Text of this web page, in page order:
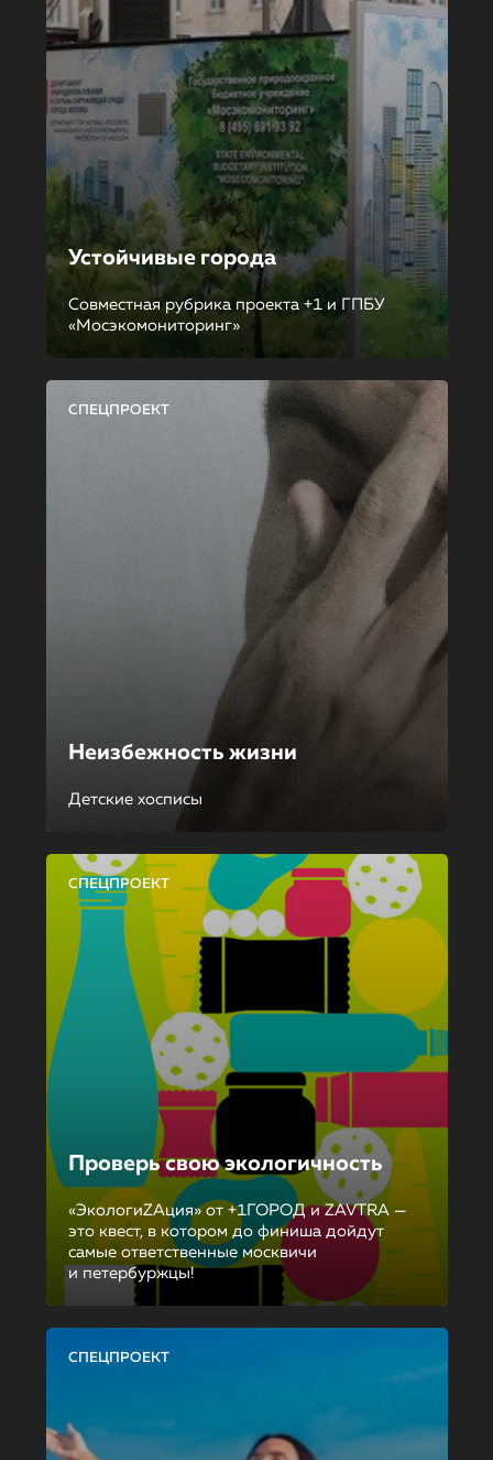
Устойчивые города
Совместная рубрика проекта +1 и ГПБУ
«Мосэкомониторинг»
СПЕЦПРОЕКТ
Неизбежность жизни
Детские хосписы
СПЕЦПРОЕКТ
Проверь свою экологичность
«ЭкологиZAция» от +1ГОРОД и ZAVTRA —
это квест, в котором до финиша дойдут
самые ответственные москвичи
и петербуржцы!
СПЕЦПРОЕКТ